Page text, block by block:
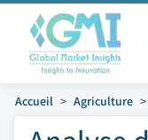
Accueil Agriculture